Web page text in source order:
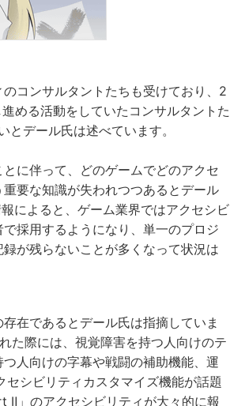
コンサルタントたちも受けており、2
める活動をしていたコンサルタントた
デール氏は述べています。
に伴って、どのゲームでどのアクセ
要な知識が失われつつあるとデール
によると、ゲーム業界ではアクセシビ
採用するようになり、単一のプロジ
が残らないことが多くなって状況は
在であるとデール氏は指摘していま
た際には、視覚障害を持つ人向けのテ
人向けの字幕や戦闘の補助機能、運
シビリティカスタマイズ機能が話題
」のアクセシビリティが大々的に報